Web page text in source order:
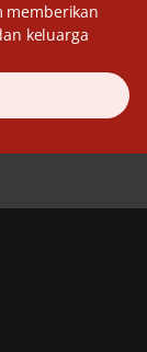
memberikan
keluarga